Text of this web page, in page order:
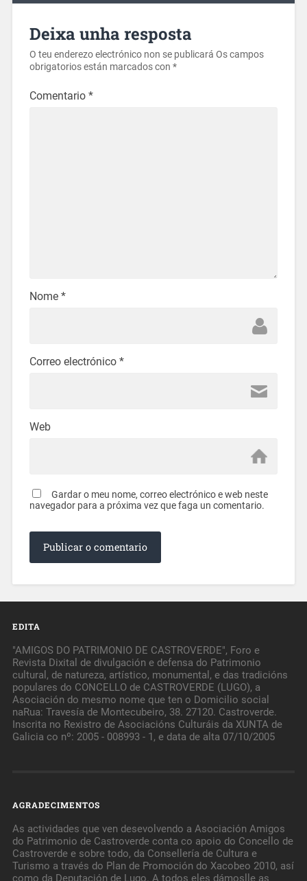
Deixa unha resposta
O teu enderezo electrónico non se publicará Os campos
obrigatorios están marcados con *
Comentario *
Nome *
Correo electrónico *
Web
Gardar o meu nome, correo electrónico e web neste
navegador para a próxima vez que faga un comentario.
EDITA
"AMIGOS DO PATRIMONIO DE CASTROVERDE", Foro e
Revista Dixital de divulgación e defensa do Patrimonio
cultural, de natureza, artístico, monumental, e das tradicións
populares do CONCELLO de CASTROVERDE (LUGO), a
Asociación do mesmo nome que ten o Domicilio social
naRua: Travesía de Montecubeiro, 38. 27120. Castroverde.
Inscrita no Rexistro de Asociacións Culturáis da XUNTA de
Galicia co nº: 2005 - 008993 - 1, e data de alta 07/10/2005
AGRADECIMENTOS
As actividades que ven desevolvendo a Asociación Amigos
do Patrimonio de Castroverde conta co apoio do Concello de
Castroverde e sobre todo, da Consellería de Cultura e
Turismo a través do Plan de Promoción do Xacobeo 2010, así
como da Deputación de Lugo. A todos eles dámoslle as